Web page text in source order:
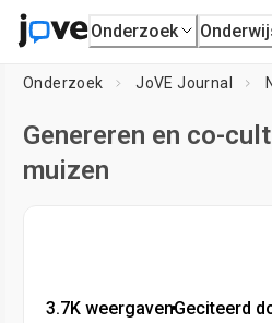
Onderzoek
Onderzoek JoVE Journal
Genereren en co-
muizen
3.7K weergaven•Geciteerd